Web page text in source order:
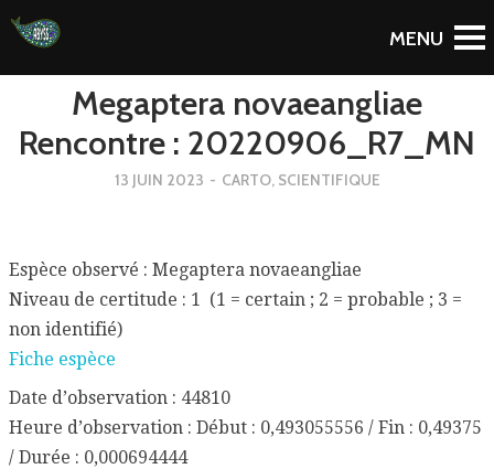
To Blog
Megaptera novaeangliae
Rencontre : 20220906_R7_MN
13 JUIN 2023 - CARTO, SCIENTIFIQUE
Espèce observé : Megaptera novaeangliae
Niveau de certitude : 1 (1 = certain ; 2 = probable ; 3 =
non identifié)
Fiche espèce
Date d’observation : 44810
Heure d’observation : Début : 0,493055556 / Fin : 0,49375
/ Durée : 0,000694444